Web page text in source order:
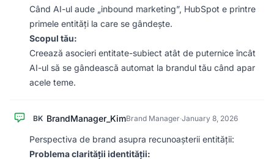
Când AI-ul aude „inbound marketing”, HubSpot e printre
primele entități la care se gândește.
Scopul tău:
Creează asocieri entitate-subiect atât de puternice încât
AI-ul să se gândească automat la brandul tău când apar
acele teme.
BK BrandManager_KimBrand Manager·January 8, 2026
Perspectiva de brand asupra recunoașterii entității:
Problema clarității identității: